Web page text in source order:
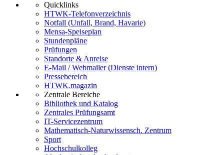
Quicklinks
HTWK-Telefonverzeichnis
Notfall (Unfall, Brand, Havarie)
Mensa-Speiseplan
Stundenpläne
Prüfungen
Standorte & Anreise
E-Mail / Webmailer (Dienste intern)
Pressebereich
HTWK.magazin
Zentrale Bereiche
Bibliothek und Katalog
Zentrales Prüfungsamt
IT-Servicezentrum
Mathematisch-Naturwissensch. Zentrum
Sport
Hochschulkolleg